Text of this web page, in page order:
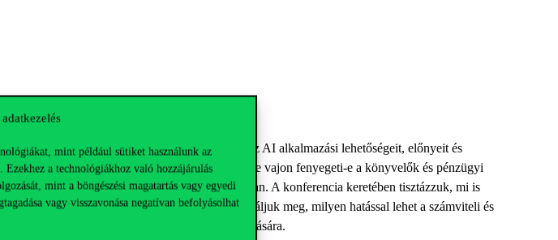
adatkezelés
mint például sütiket használunk az
Ezekhez a technológiákhoz való hozzájárulás
mint a böngészési magatartás vagy egyedi
vagy visszavonása negatívan befolyásolhat
szerepe áll, ahol részletesen vizsgáljuk az AI alkalmazási lehetőségeit, előnyeit és
a mindennapi munkafolyamatokat, illetve vajon fenyegeti-e a könyvelők és pénzügyi
elő a jövő számviteli munkafolyamataiban. A konferencia keretében tisztázzuk, mi is
technológiáktól. Több nézőpontból vizsgáljuk meg, milyen hatással lehet a számviteli és
adatvezérelt, automatizált pénzügyi jövő kialakítására.